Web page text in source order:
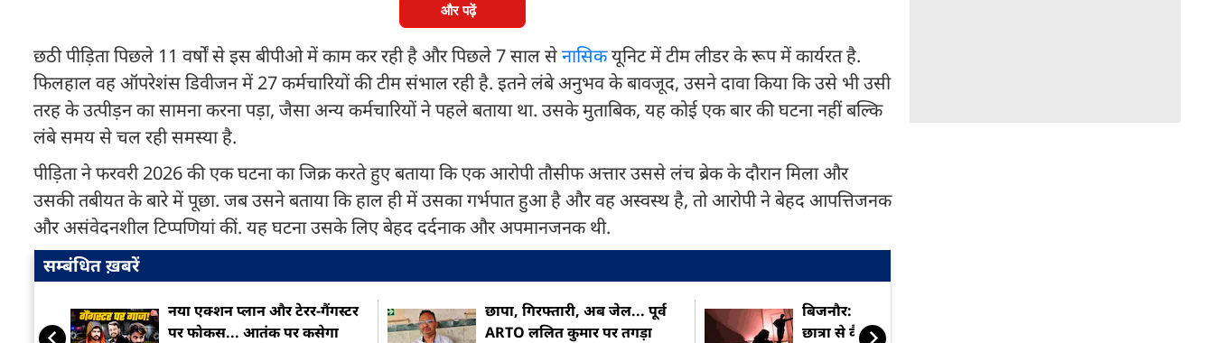
और पढ़ें
छठी पीड़िता पिछले 11 वर्षों से इस बीपीओ में काम कर रही है और पिछले 7 साल सेनासिकयूनिट में टीम लीडर के रूप में कार्यरत है.
फिलहाल वह ऑपरेशंस डिवीजन में 27 कर्मचारियों की टीम संभाल रही है. इतने लंबे अनुभव के बावजूद, उसने दावा किया कि उसे भी उसी
तरह के उत्पीड़न का सामना करना पड़ा, जैसा अन्य कर्मचारियों ने पहले बताया था. उसके मुताबिक, यह कोई एक बार की घटना नहीं बल्कि
लंबे समय से चल रही समस्या है.
पीड़िता ने फरवरी 2026 की एक घटना का जिक्र करते हुए बताया कि एक आरोपी तौसीफ अत्तार उससे लंच ब्रेक के दौरान मिला और
उसकी तबीयत के बारे में पूछा. जब उसने बताया कि हाल ही में उसका गर्भपात हुआ है और वह अस्वस्थ है, तो आरोपी ने बेहद आपत्तिजनक
और असंवेदनशील टिप्पणियां कीं. यह घटना उसके लिए बेहद दर्दनाक और अपमानजनक थी.
सम्बंधित ख़बरें
नया एक्शन प्लान और टेरर-गैंगस्टर
पर फोकस... आतंक पर कसेगा
छापा, गिरफ्तारी, अब जेल... पूर्व
ARTO ललित कुमार पर तगड़ा
बिजनौर: 12वीं के छात्र ने सहपाठी
छात्रा से कैफे में किया रेप, फिर...